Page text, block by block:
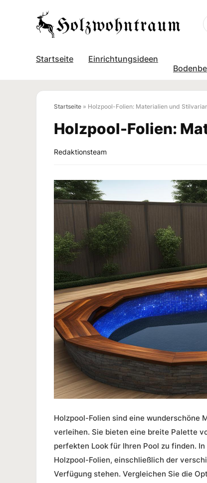
Startseite
Einrichtungsideen
Startseite » Holzpool-Folien: Materialien und
Holzpool-Folien:
Redaktionsteam
Holzpool-Folien sind eine wunderschöne
verleihen. Sie bieten eine breite Palette
perfekten Look für Ihren Pool zu finden.
Holzpool-Folien, einschließlich der
Verfügung stehen. Vergleichen Sie die